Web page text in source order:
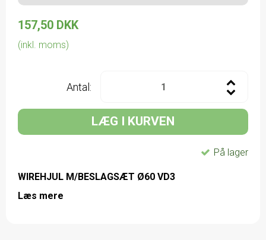
157,50 DKK
(inkl. moms)
Antal:
LÆG I KURVEN
På lager
WIREHJUL M/BESLAGSÆT Ø60 VD3
Læs mere